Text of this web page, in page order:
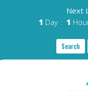
Next
1 Day 1
Search